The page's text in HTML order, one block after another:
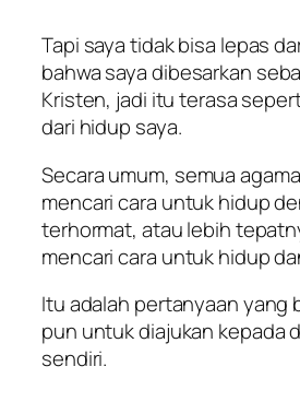
Tapi saya tidak bisa lepas
bahwa saya dibesarkan
Kristen, jadi itu terasa
dari hidup saya.
Secara umum, semua
mencari cara untuk hidup
terhormat, atau lebih
mencari cara untuk hidup
Itu adalah pertanyaan yang
pun untuk diajukan kepada
sendiri.